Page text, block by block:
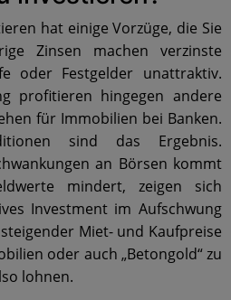
hat einige Vorzüge, die Sie
Zinsen machen verzinste
oder Festgelder unattraktiv.
profitieren hingegen andere
für Immobilien bei Banken.
sind das Ergebnis.
an Börsen kommt
mindert, zeigen sich
Investment im Aufschwung
Miet- und Kaufpreise
oder auch „Betongold“ zu
lohnen.